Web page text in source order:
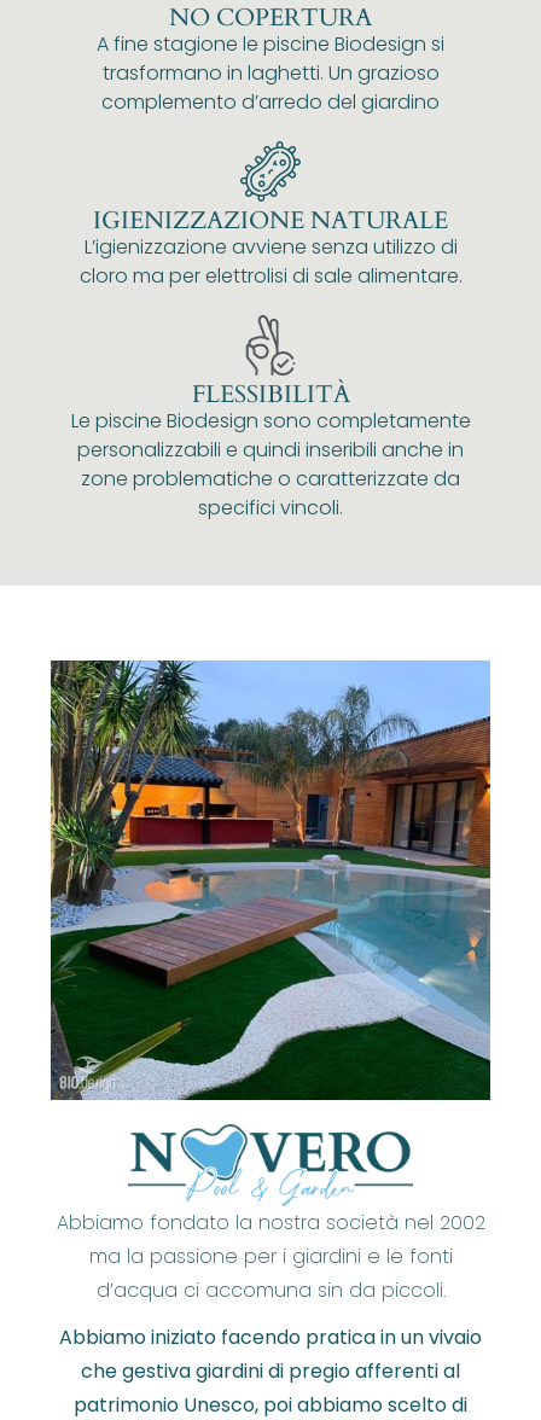
NO COPERTURA
A fine stagione le piscine Biodesign si
trasformano in laghetti. Un grazioso
complemento d’arredo del giardino
IGIENIZZAZIONE NATURALE
L’igienizzazione avviene senza utilizzo di
cloro ma per elettrolisi di sale alimentare.
FLESSIBILITÀ
Le piscine Biodesign sono completamente
personalizzabili e quindi inseribili anche in
zone problematiche o caratterizzate da
specifici vincoli.
Abbiamo fondato la nostra società nel 2002
ma la passione per i giardini e le fonti
d’acqua ci accomuna sin da piccoli.
Abbiamo iniziato facendo pratica in un vivaio
che gestiva giardini di pregio afferenti al
patrimonio Unesco, poi abbiamo scelto di